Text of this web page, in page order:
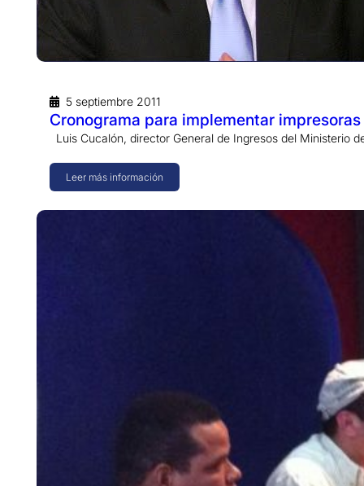
5 septiembre 2011
Cronograma para implementar
Luis Cucalón, director General de Ingresos del Ministerio
Leer más información